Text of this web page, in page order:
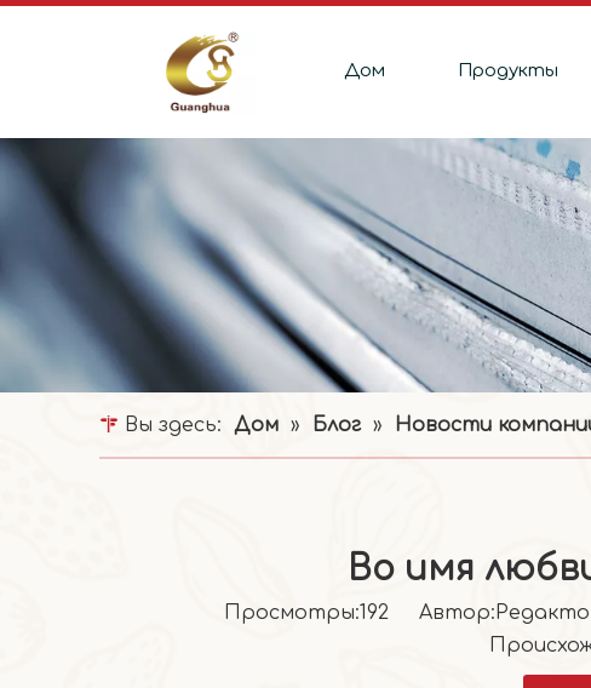
Дом Продукты
Вы здесь: Дом » Блог » Новости
Во имя
Просмотры:192Автор:Pедактор